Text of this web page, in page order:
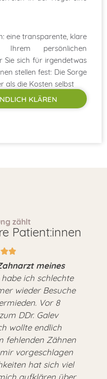
eine transparente, klare
Ihrem persönlichen
Sie sich für irgendetwas
stellen fest: Die Sorge
als die Kosten selbst
KLÄREN
zählt
Patient:innen
meines
ich schlechte
wieder Besuche
Vor 8
DDr. Galev
wollte endlich
fehlenden Zähnen
vorgeschlagen
hat sich viel
aufklären über